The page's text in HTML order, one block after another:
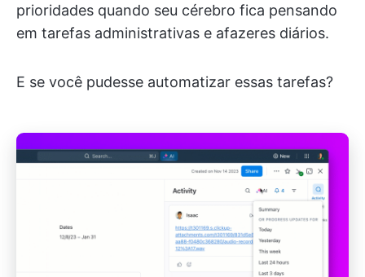
prioridades quando seu cérebro fica pensando
em tarefas administrativas e afazeres diários.
E se você pudesse automatizar essas tarefas?